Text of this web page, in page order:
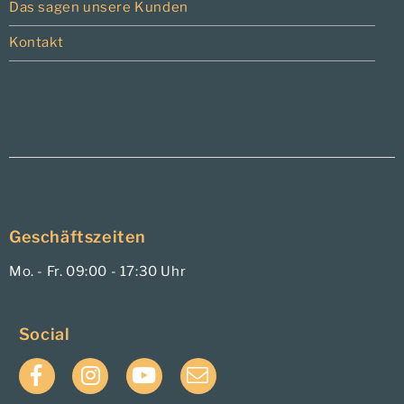
Das sagen unsere Kunden
Kontakt
Geschäftszeiten
Mo. - Fr. 09:00 - 17:30 Uhr
Social
FacebookInstagramYouTubeE-
Mail